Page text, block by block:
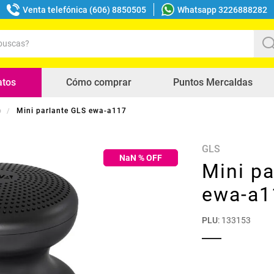
Venta telefónica (606) 8850505 Whatsapp 3226888282
Cómo comprar Puntos Mercaldas
Mini parlante GLS ewa-a117
NaN % OFF
GLS
Mini
ewa-
PLU: 133153
buscados